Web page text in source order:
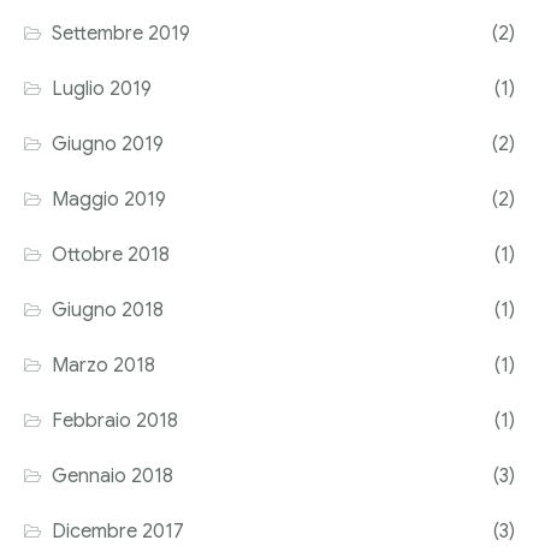
Settembre 2019 (2)
Luglio 2019 (1)
Giugno 2019 (2)
Maggio 2019 (2)
Ottobre 2018 (1)
Giugno 2018 (1)
Marzo 2018 (1)
Febbraio 2018 (1)
Gennaio 2018 (3)
Dicembre 2017 (3)